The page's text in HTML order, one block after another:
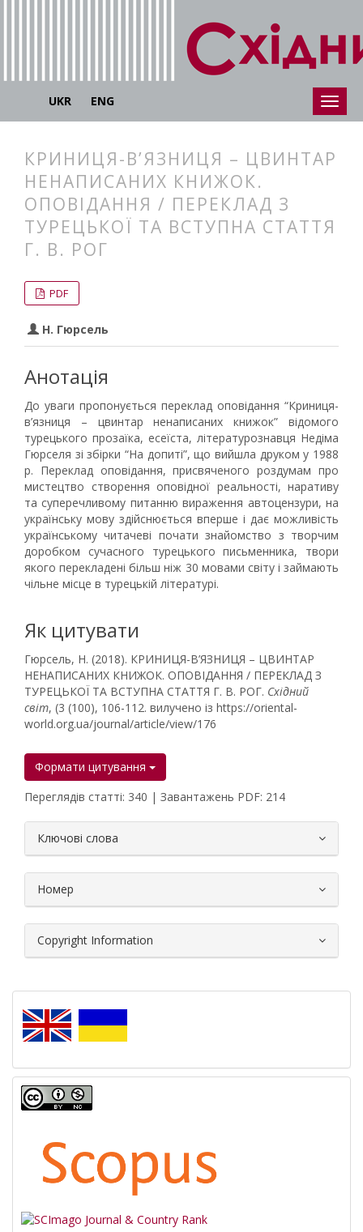
UKR ENG
КРИНИЦЯ-В’ЯЗНИЦЯ – ЦВИНТАР
НЕНАПИСАНИХ КНИЖОК.
ОПОВІДАННЯ / ПЕРЕКЛАД З
ТУРЕЦЬКОЇ ТА ВСТУПНА СТАТТЯ
Г. В. РОГ
PDF
Н. Гюрсель
Анотація
До уваги пропонується переклад оповідання “Криниця-
в’язниця – цвинтар ненаписаних книжок” відомого
турецького прозаїка, есеїста, літературознавця Недіма
Гюрселя зі збірки “На допиті”, що вийшла друком у 1988
р. Переклад оповідання, присвяченого роздумам про
мистецтво створення оповідної реальності, наративу
та суперечливому питанню вираження автоцензури, на
українську мову здійснюється вперше і дає можливість
українському читачеві почати знайомство з творчим
доробком сучасного турецького письменника, твори
якого перекладені більш ніж 30 мовами світу і займають
чільне місце в турецькій літературі.
Як цитувати
Гюрсель, Н. (2018). КРИНИЦЯ-В’ЯЗНИЦЯ – ЦВИНТАР
НЕНАПИСАНИХ КНИЖОК. ОПОВІДАННЯ / ПЕРЕКЛАД З
ТУРЕЦЬКОЇ ТА ВСТУПНА СТАТТЯ Г. В. РОГ. Східний
світ, (3 (100), 106-112. вилучено із https://oriental-
world.org.ua/journal/article/view/176
Формати цитування
Переглядів статті: 340 | Завантажень PDF: 214
Ключові слова
Номер
Copyright Information